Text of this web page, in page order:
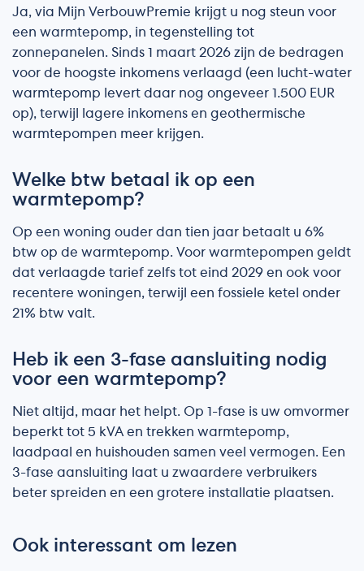
Ja, via Mijn VerbouwPremie krijgt u nog steun voor
een warmtepomp, in tegenstelling tot
zonnepanelen. Sinds 1 maart 2026 zijn de bedragen
voor de hoogste inkomens verlaagd (een lucht-water
warmtepomp levert daar nog ongeveer 1.500 EUR
op), terwijl lagere inkomens en geothermische
warmtepompen meer krijgen.
Welke btw betaal ik op een
warmtepomp?
Op een woning ouder dan tien jaar betaalt u 6%
btw op de warmtepomp. Voor warmtepompen geldt
dat verlaagde tarief zelfs tot eind 2029 en ook voor
recentere woningen, terwijl een fossiele ketel onder
21% btw valt.
Heb ik een 3-fase aansluiting nodig
voor een warmtepomp?
Niet altijd, maar het helpt. Op 1-fase is uw omvormer
beperkt tot 5 kVA en trekken warmtepomp,
laadpaal en huishouden samen veel vermogen. Een
3-fase aansluiting laat u zwaardere verbruikers
beter spreiden en een grotere installatie plaatsen.
Ook interessant om lezen